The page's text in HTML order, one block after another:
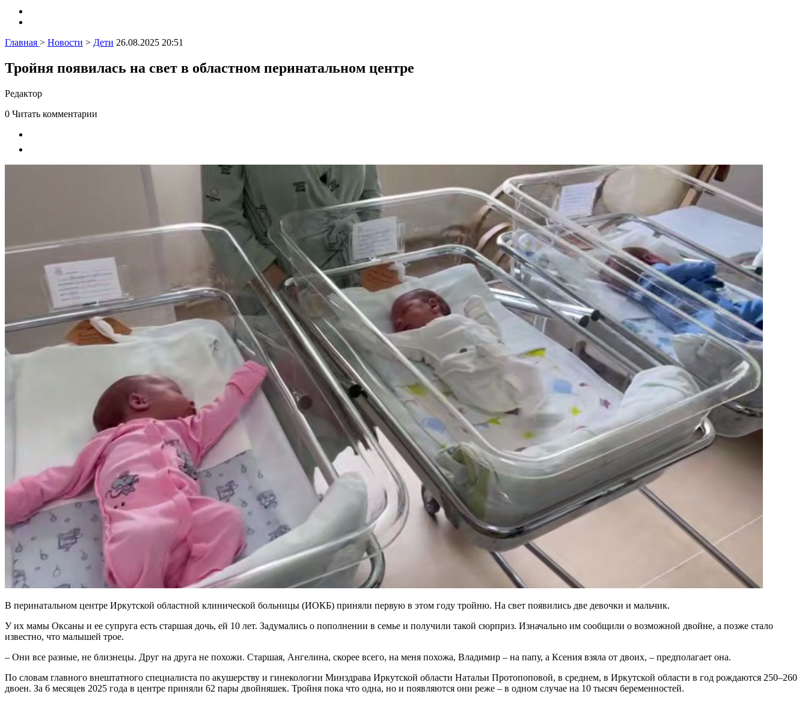
Главная > Новости > Дети 26.08.2025 20:51
Тройня появилась на свет в областном перинатальном центре
Редактор
0 Читать комментарии
В перинатальном центре Иркутской областной клинической больницы (ИОКБ) приняли первую в этом году тройню. На свет появились две девочки и мальчик.
У их мамы Оксаны и ее супруга есть старшая дочь, ей 10 лет. Задумались о пополнении в семье и получили такой сюрприз. Изначально им сообщили о возможной двойне, а позже стало
известно, что малышей трое.
– Они все разные, не близнецы. Друг на друга не похожи. Старшая, Ангелина, скорее всего, на меня похожа, Владимир – на папу, а Ксения взяла от двоих, – предполагает она.
По словам главного внештатного специалиста по акушерству и гинекологии Минздрава Иркутской области Натальи Протопоповой, в среднем, в Иркутской области в год рождаются 250–260
двоен. За 6 месяцев 2025 года в центре приняли 62 пары двойняшек. Тройня пока что одна, но и появляются они реже – в одном случае на 10 тысяч беременностей.